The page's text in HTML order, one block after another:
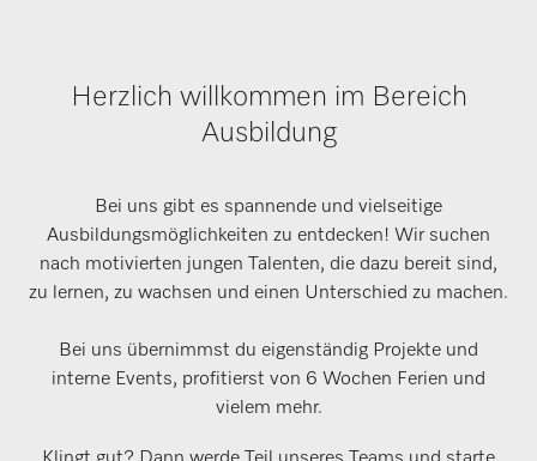
Herzlich willkommen im Bereich
Ausbildung
Bei uns gibt es spannende und vielseitige
Ausbildungsmöglichkeiten zu entdecken! Wir suchen
nach motivierten jungen Talenten, die dazu bereit sind,
zu lernen, zu wachsen und einen Unterschied zu machen.
Bei uns übernimmst du eigenständig Projekte und
interne Events, profitierst von 6 Wochen Ferien und
vielem mehr.